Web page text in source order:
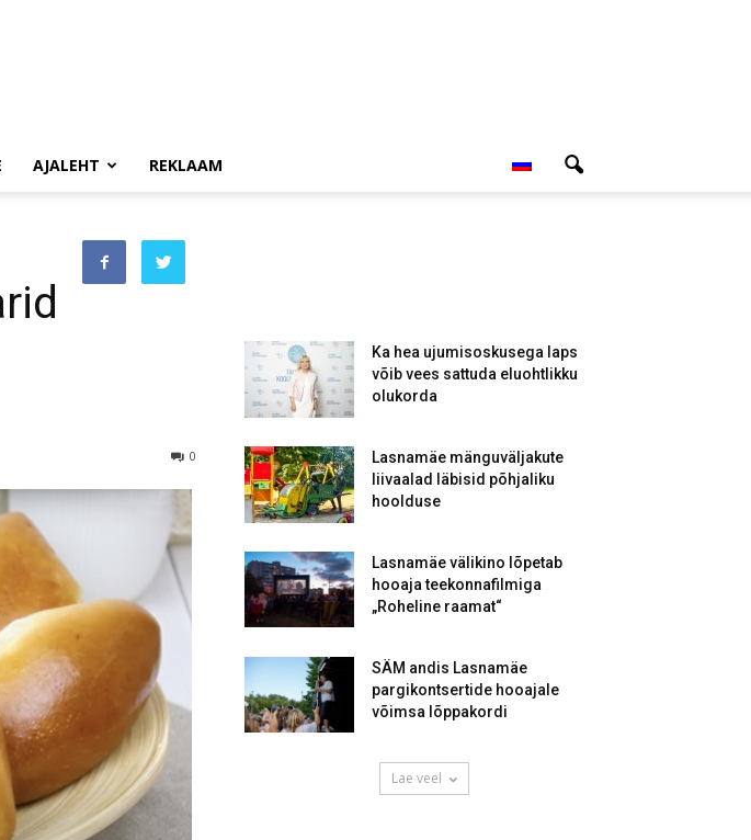
AJALEHT REKLAAM
0
Ka hea ujumisoskusega laps
võib vees sattuda eluohtlikku
olukorda
Lasnamäe mänguväljakute
liivaalad läbisid põhjaliku
hoolduse
Lasnamäe välikino lõpetab
hooaja teekonnafilmiga
„Roheline raamat“
SÄM andis Lasnamäe
pargikontsertide hooajale
võimsa lõppakordi
Lae veel